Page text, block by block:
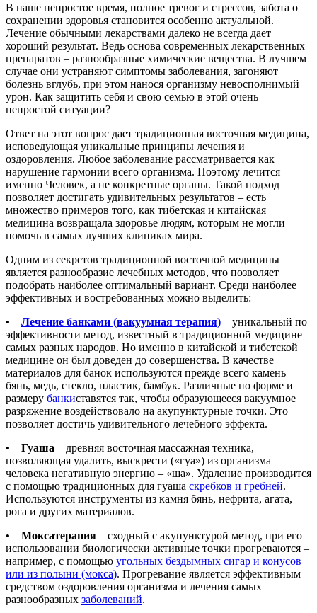
В наше непростое время, полное тревог и стрессов, забота о
сохранении здоровья становится особенно актуальной.
Лечение обычными лекарствами далеко не всегда дает
хороший результат. Ведь основа современных лекарственных
препаратов – разнообразные химические вещества. В лучшем
случае они устраняют симптомы заболевания, загоняют
болезнь вглубь, при этом нанося организму невосполнимый
урон. Как защитить себя и свою семью в этой очень
непростой ситуации?
Ответ на этот вопрос дает традиционная восточная медицина,
исповедующая уникальные принципы лечения и
оздоровления. Любое заболевание рассматривается как
нарушение гармонии всего организма. Поэтому лечится
именно Человек, а не конкретные органы. Такой подход
позволяет достигать удивительных результатов – есть
множество примеров того, как тибетская и китайская
медицина возвращала здоровье людям, которым не могли
помочь в самых лучших клиниках мира.
Одним из секретов традиционной восточной медицины
является разнообразие лечебных методов, что позволяет
подобрать наиболее оптимальный вариант. Среди наиболее
эффективных и востребованных можно выделить:
• Лечение банками (вакуумная терапия) – уникальный по
эффективности метод, известный в традиционной медицине
самых разных народов. Но именно в китайской и тибетской
медицине он был доведен до совершенства. В качестве
материалов для банок используются прежде всего камень
бянь, медь, стекло, пластик, бамбук. Различные по форме и
размеру банкиставятся так, чтобы образующееся вакуумное
разряжение воздействовало на акупунктурные точки. Это
позволяет достичь удивительного лечебного эффекта.
• Гуаша – древняя восточная массажная техника,
позволяющая удалить, выскрести («гуа») из организма
человека негативную энергию – «ша». Удаление производится
с помощью традиционных для гуаша скребков и гребней.
Используются инструменты из камня бянь, нефрита, агата,
рога и других материалов.
• Моксатерапия – сходный с акупунктурой метод, при его
использовании биологически активные точки прогреваются –
например, с помощью угольных бездымных сигар и конусов
или из полыни (мокса). Прогревание является эффективным
средством оздоровления организма и лечения самых
разнообразных заболеваний.